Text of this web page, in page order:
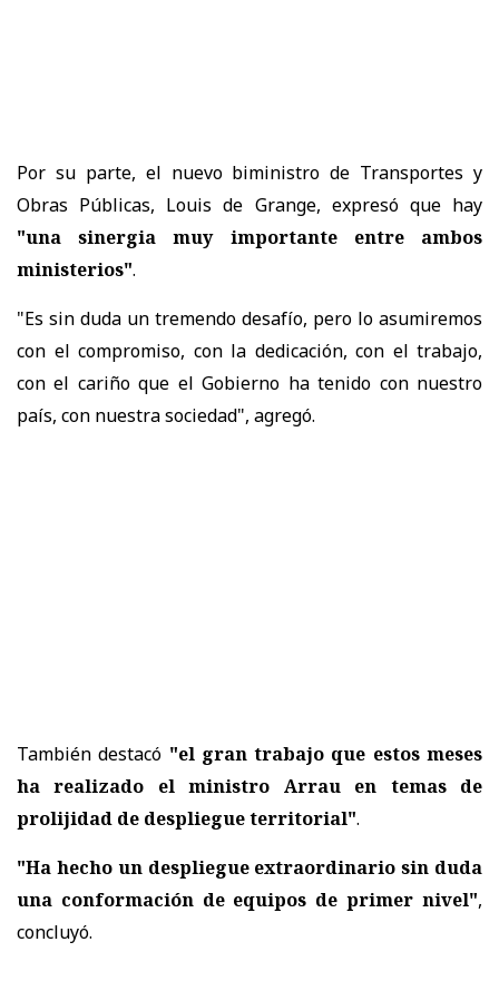
Por su parte, el nuevo biministro de Transportes y
Obras Públicas, Louis de Grange, expresó que hay
"una sinergia muy importante entre ambos
ministerios".
"Es sin duda un tremendo desafío, pero lo asumiremos
con el compromiso, con la dedicación, con el trabajo,
con el cariño que el Gobierno ha tenido con nuestro
país, con nuestra sociedad", agregó.
También destacó "el gran trabajo que estos meses
ha realizado el ministro Arrau en temas de
prolijidad de despliegue territorial".
"Ha hecho un despliegue extraordinario sin duda
una conformación de equipos de primer nivel",
concluyó.